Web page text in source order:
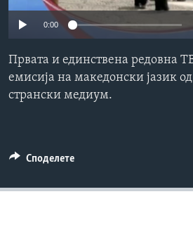
ИНТЕРВЈУА
Јазици
0:00
Првата и единствена редовна
емисија на македонски јазик
странски медиум.
Споделете